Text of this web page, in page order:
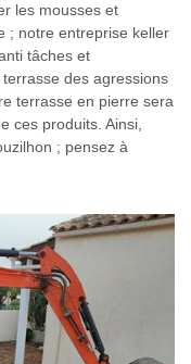
les mousses et
; notre entreprise keller
tâches et
des agressions
terrasse en pierre sera
ces produits. Ainsi,
; pensez à